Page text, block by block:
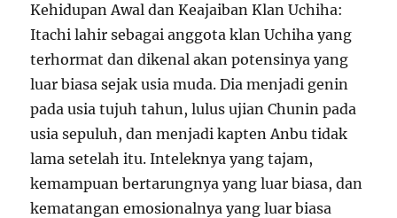
Kehidupan Awal dan Keajaiban Klan Uchiha:
Itachi lahir sebagai anggota klan Uchiha yang
terhormat dan dikenal akan potensinya yang
luar biasa sejak usia muda. Dia menjadi genin
pada usia tujuh tahun, lulus ujian Chunin pada
usia sepuluh, dan menjadi kapten Anbu tidak
lama setelah itu. Inteleknya yang tajam,
kemampuan bertarungnya yang luar biasa, dan
kematangan emosionalnya yang luar biasa